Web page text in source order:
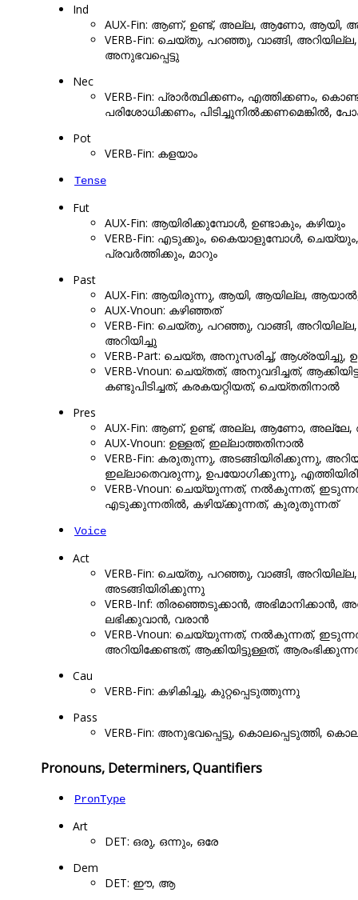
Ind
AUX-Fin: ആണ്, ഉണ്ട്, അല്ല, ആണോ, ആയി,
VERB-Fin: ചെയ്തു, പറഞ്ഞു, വാങ്ങി,
അനുഭവപ്പെട്ടു
Nec
VERB-Fin: പ്രാർത്ഥിക്കണം, എത്തിക്കണം,
പരിശോധിക്കണം, പിടിച്ചുനിൽക്കണമെങ്കിൽ,
Pot
VERB-Fin: കളയാം
Tense
Fut
AUX-Fin: ആയിരിക്കുമ്പോൾ, ഉണ്ടാകും, കഴിയും
VERB-Fin: എടുക്കും, കൈയാളുമ്പോൾ, ചെയ്യും,
പ്രവർത്തിക്കും, മാറും
Past
AUX-Fin: ആയിരുന്നു, ആയി, ആയില്ല,
AUX-Vnoun: കഴിഞ്ഞത്
VERB-Fin: ചെയ്തു, പറഞ്ഞു, വാങ്ങി, അറിയില്ല,
അറിയിച്ചു
VERB-Part: ചെയ്ത, അനുസരിച്ച്, ആശ്രയിച്ചു,
VERB-Vnoun: ചെയ്തത്, അനുവദിച്ചത്,
കണ്ടുപിടിച്ചത്, കരകയറ്റിയത്, ചെയ്തതിനാൽ
Pres
AUX-Fin: ആണ്, ഉണ്ട്, അല്ല, ആണോ, അല്ലേ,
AUX-Vnoun: ഉള്ളത്, ഇല്ലാത്തതിനാൽ
VERB-Fin: കരുതുന്നു, അടങ്ങിയിരിക്കുന്നു,
ഇല്ലാതെവരുന്നു, ഉപയോഗിക്കുന്നു,
VERB-Vnoun: ചെയ്യുന്നത്, നൽകുന്നത്,
എടുക്കുന്നതിൽ, കഴിയ്ക്കുന്നത്, കുരുതുന്നത്
Voice
Act
VERB-Fin: ചെയ്തു, പറഞ്ഞു, വാങ്ങി,
അടങ്ങിയിരിക്കുന്നു
VERB-Inf: തിരഞ്ഞെടുക്കാൻ, അഭിമാനിക്കാൻ,
ലഭിക്കുവാൻ, വരാൻ
VERB-Vnoun: ചെയ്യുന്നത്, നൽകുന്നത്,
അറിയിക്കേണ്ടത്, ആക്കിയിട്ടുള്ളത്,
Cau
VERB-Fin: കഴികിച്ചു, കുറ്റപ്പെടുത്തുന്നു
Pass
VERB-Fin: അനുഭവപ്പെട്ടു, കൊലപ്പെടുത്തി,
Pronouns, Determiners, Quantifiers
PronType
Art
DET: ഒരു, ഒന്നും, ഒരേ
Dem
DET: ഈ, ആ